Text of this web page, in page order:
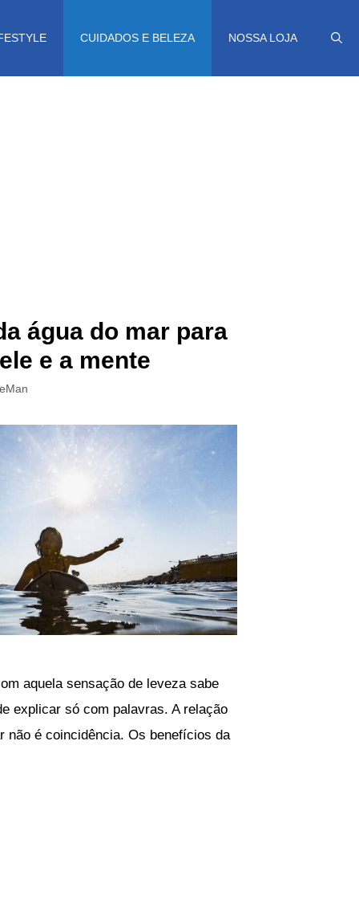
CUIDADOS E BELEZA NOSSA LOJA
água do mar para
e a mente
aquela sensação de leveza sabe
explicar só com palavras. A relação
não é coincidência. Os benefícios da